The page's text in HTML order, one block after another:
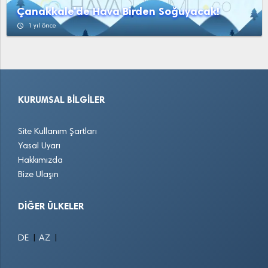
Çanakkale'de Hava Birden Soğuyacak!
access_time 1 yıl önce
KURUMSAL BILGILER
Site Kullanım Şartları
Yasal Uyarı
Hakkımızda
Bize Ulaşın
DIĞER ÜLKELER
DE AZ